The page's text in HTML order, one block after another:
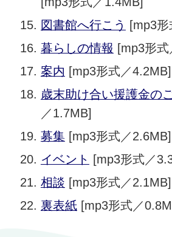
図書館へ行こう
[mp3
暮らしの情報 [mp3形
案内 [mp3形式／4.2MB]
歳末助け合い援護金の
／1.7MB]
募集 [mp3形式／2.6MB]
イベント
[mp3形式／
相談 [mp3形式／2.1MB]
裏表紙[mp3形式／